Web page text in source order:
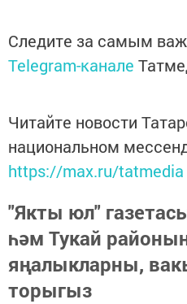
Следите за самым
Telegram-канале
Читайте новости
национальном
https://max.ru/tatmedia
"Якты юл"
һәм Тукай
яңалыкларны,
торыгыз